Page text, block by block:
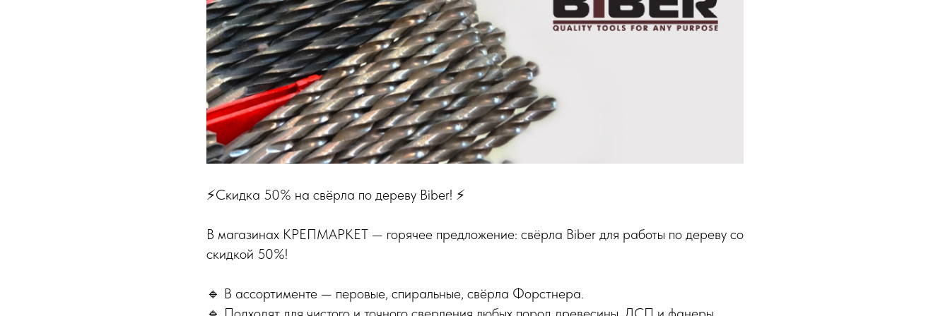
⚡️Скидка 50% на свёрла по дереву Biber! ⚡️
В магазинах КРЕПМАРКЕТ — горячее предложение: свёрла Biber для работы по дереву со
скидкой 50%!
🔹 В ассортименте — перовые, спиральные, свёрла Форстнера.